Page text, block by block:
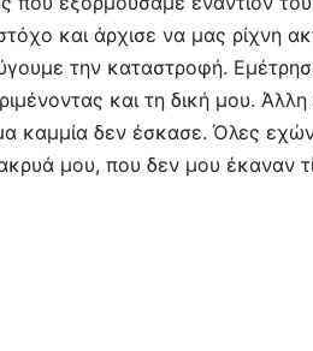
και άρχισε να μας ρίχνη
την καταστροφή.
και τη δική μου.
καμμία δεν έσκασε. Όλες
μου, που δεν μου έκαναν